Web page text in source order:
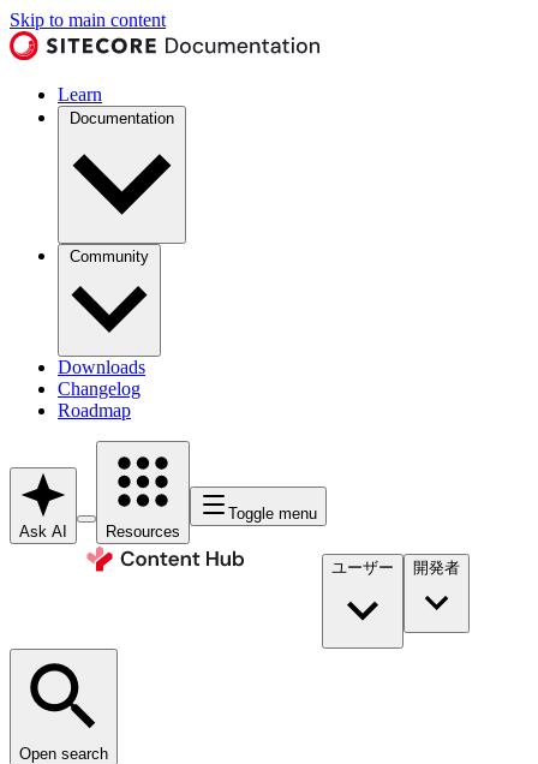
Skip to main content
Learn
Documentation
Community
Downloads
Changelog
Roadmap
Ask AI Resources
Toggle menu
ユーザー 開発者​
Open search